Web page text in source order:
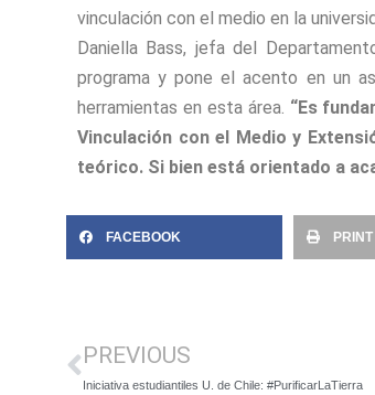
vinculación con el medio en la
Daniella Bass, jefa del
programa y pone el acento en un
herramientas en esta área. “Es
Vinculación con el Medio y
teórico. Si bien está orientado a
FACEBOOK PRINT
PREVIOUS
Iniciativa estudiantiles U. de Chile: #PurificarLaTierra